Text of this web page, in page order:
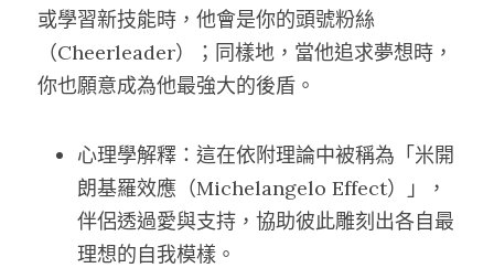
或學習新技能時，他會是你的頭號粉絲
（Cheerleader）；同樣地，當他追求夢想時，
你也願意成為他最強大的後盾。
心理學解釋：這在依附理論中被稱為「米開
朗基羅效應（Michelangelo Effect）」，
伴侶透過愛與支持，協助彼此雕刻出各自最
理想的自我模樣。